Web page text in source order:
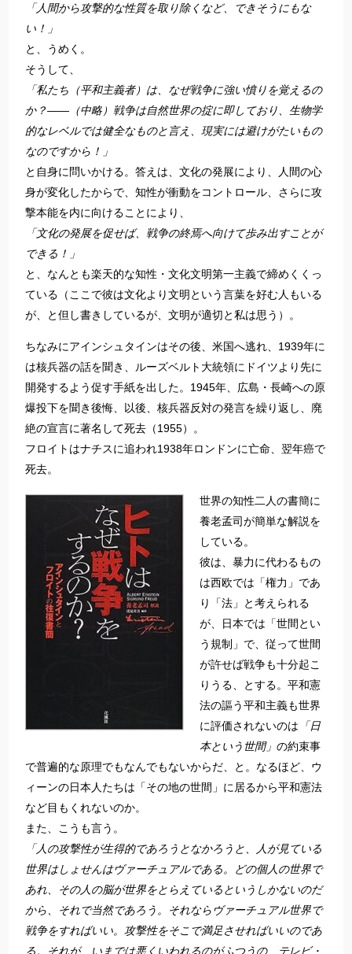
「人間から攻撃的な性質を取り除くなど、できそうにもな
い！」
と、うめく。
そうして、
「私たち（平和主義者）は、なぜ戦争に強い憤りを覚えるの
か？――（中略）戦争は自然世界の掟に即しており、生物学
的なレベルでは健全なものと言え、現実には避けがたいもの
なのですから！」
と自身に問いかける。答えは、文化の発展により、人間の心
身が変化したからで、知性が衝動をコントロール、さらに攻
撃本能を内に向けることにより、
「文化の発展を促せば、戦争の終焉へ向けて歩み出すことが
できる！」
と、なんとも楽天的な知性・文化文明第一主義で締めくくっ
ている（ここで彼は文化より文明という言葉を好む人もいる
が、と但し書きしているが、文明が適切と私は思う）。
ちなみにアインシュタインはその後、米国へ逃れ、1939年に
は核兵器の話を聞き、ルーズベルト大統領にドイツより先に
開発するよう促す手紙を出した。1945年、広島・長崎への原
爆投下を聞き後悔、以後、核兵器反対の発言を繰り返し、廃
絶の宣言に著名して死去（1955）。
フロイトはナチスに追われ1938年ロンドンに亡命、翌年癌で
死去。
世界の知性二人の書簡に
養老孟司が簡単な解説を
している。
彼は、暴力に代わるもの
は西欧では「権力」であ
り「法」と考えられる
が、日本では「世間とい
う規制」で、従って世間
が許せば戦争も十分起こ
りうる、とする。平和憲
法の謳う平和主義も世界
に評価されないのは 「日
本という世間」 の約束事
で普遍的な原理でもなんでもないからだ、と。なるほど、ウ
ィーンの日本人たちは「その地の世間」に居るから平和憲法
など目もくれないのか。
また、こうも言う。
「人の攻撃性が生得的であろうとなかろうと、人が見ている
世界はしょせんはヴァーチュアルである。どの個人の世界で
あれ、その人の脳が世界をとらえているというしかないのだ
から、それで当然であろう。それならヴァーチュアル世界で
戦争をすればいい。攻撃性をそこで満足させればいいのであ
る。それが、いまでは悪くいわれるのがふつうの、テレビ・